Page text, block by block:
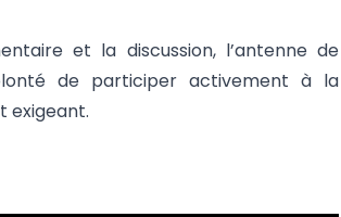
et la discussion, l’antenne de
de participer activement à la
exigeant.